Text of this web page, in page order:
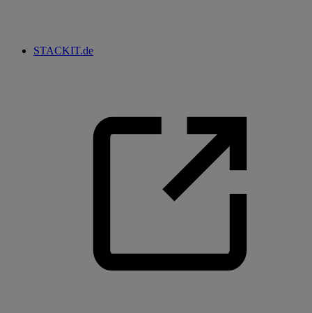
STACKIT.de